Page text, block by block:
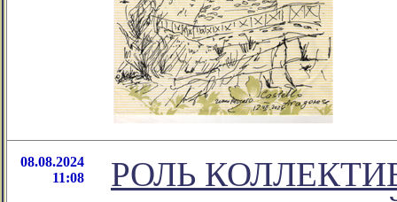
08.08.2024
11:08
РОЛЬ